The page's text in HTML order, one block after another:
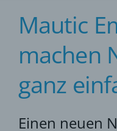
Mautic
machen
ganz
Einen neuen